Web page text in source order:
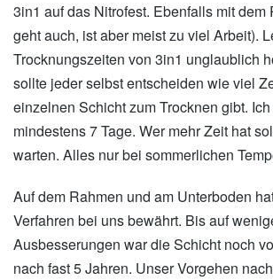
3in1 auf das Nitrofest. Ebenfalls mit dem
geht auch, ist aber meist zu viel Arbeit).
Trocknungszeiten von 3in1 unglaublich
sollte jeder selbst entscheiden wie viel
einzelnen Schicht zum Trocknen gibt.
mindestens 7 Tage. Wer mehr Zeit hat
warten. Alles nur bei sommerlichen
Auf dem Rahmen und am Unterboden
Verfahren bei uns bewährt. Bis auf
Ausbesserungen war die Schicht noch
nach fast 5 Jahren. Unser Vorgehen